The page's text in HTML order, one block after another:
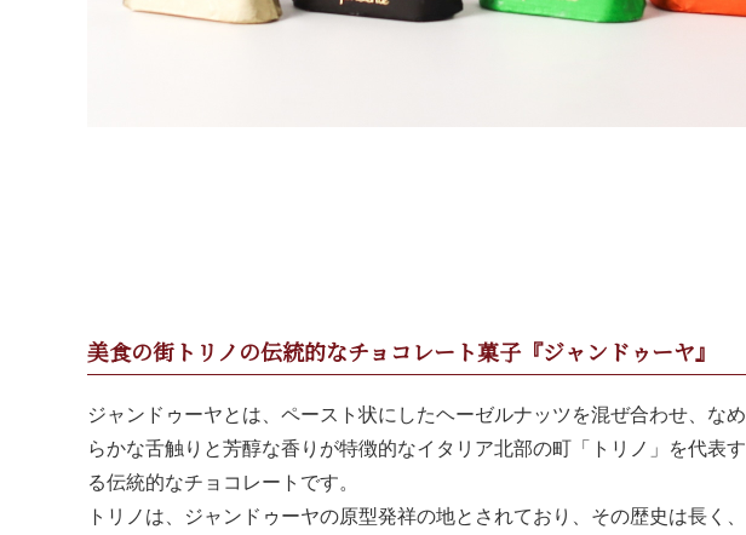
美食の街トリノの伝統的なチョコレート菓子『ジャンドゥーヤ』
ジャンドゥーヤとは、ペースト状にしたヘーゼルナッツを混ぜ合わせ、なめ
らかな舌触りと芳醇な香りが特徴的なイタリア北部の町「トリノ」を代表す
る伝統的なチョコレートです。
トリノは、ジャンドゥーヤの原型発祥の地とされており、その歴史は長く、